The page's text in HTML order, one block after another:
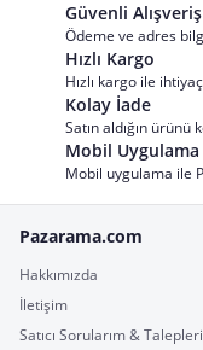
Güvenli Alışveriş
Ödeme ve adres
Hızlı Kargo
Hızlı kargo ile
Kolay İade
Satın aldığın
Mobil Uygulama
Mobil uygulama ile
Pazarama.com
Hakkımızda
İletişim
Satıcı Sorularım &